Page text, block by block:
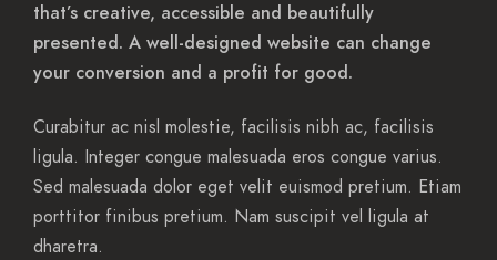
that’s creative, accessible and beautifully
presented. A well-designed website can change
your conversion and a profit for good.
Curabitur ac nisl molestie, facilisis nibh ac, facilisis
ligula. Integer congue malesuada eros congue varius.
Sed malesuada dolor eget velit euismod pretium. Etiam
porttitor finibus pretium. Nam suscipit vel ligula at
dharetra.